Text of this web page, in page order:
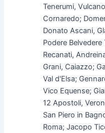
Tenerumi,
Cornaredo;
Donato Ascani,
Podere
Recanati,
Grani, Caiazzo;
Val d'Elsa;
Vico Equense;
12 Apostoli,
San Piero in
Roma; Jacopo